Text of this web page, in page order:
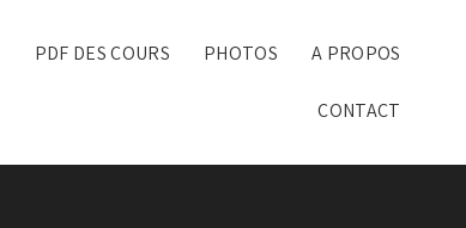
PDF DES COURS PHOTOS A PROPOS
CONTACT